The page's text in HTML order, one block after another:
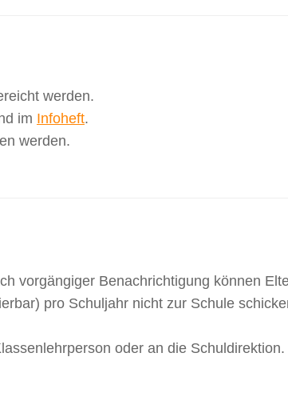
werden.
im Infoheft.
werden.
vorgängiger Benachrichtigung können
pro Schuljahr nicht zur Schule
oder an die